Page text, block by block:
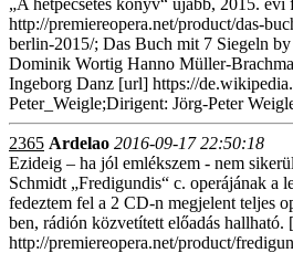
„A hétpecsétes könyv“ újabb, 2015.
http://premiereopera.net/product/das-
berlin-2015/; Das Buch mit 7 Siegeln
Dominik Wortig Hanno Müller-
Ingeborg Danz [url] https://
Peter_Weigle;Dirigent: Jörg-Peter
2365 Ardelao 2016-09-17 22:50:18
Ezideig – ha jól emlékszem - nem
Schmidt „Fredigundis“ c. operájának a
fedeztem fel a 2 CD-n megjelent teljes
ben, rádión közvetített előadás hallható.
http://premiereopera.net/product/